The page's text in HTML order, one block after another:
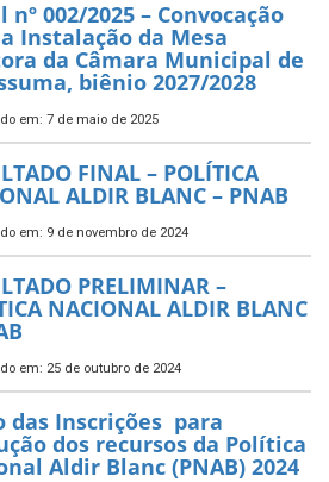
nº 002/2025 – Convocação
Instalação da Mesa
da Câmara Municipal de
biênio 2027/2028
em: 7 de maio de 2025
FINAL – POLÍTICA
ALDIR BLANC – PNAB
em: 9 de novembro de 2024
PRELIMINAR –
NACIONAL ALDIR BLANC
em: 25 de outubro de 2024
das Inscrições para
dos recursos da Política
Aldir Blanc (PNAB) 2024